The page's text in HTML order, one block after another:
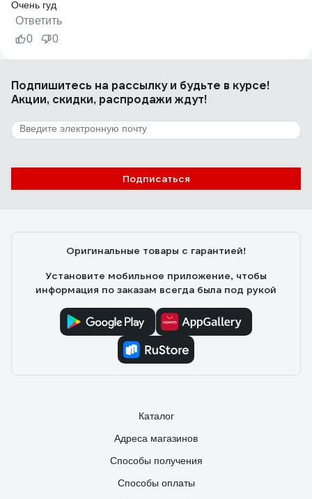
Очень гуд
Ответить
0
0
Подпишитесь на рассылкуи будьте в курсе!
Акции, скидки, распродажи ждут!
Подписаться
Оригинальные товары с гарантией!
Установите мобильное приложение, чтобы
информация по заказам всегда была под рукой
Каталог
Адреса магазинов
Способы получения
Способы оплаты